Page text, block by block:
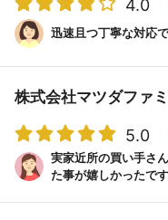
4.0
迅速且つ丁寧な対応
株式会社マツダファ
5.0
実家近所の買い手さ
た事が嬉しかったです